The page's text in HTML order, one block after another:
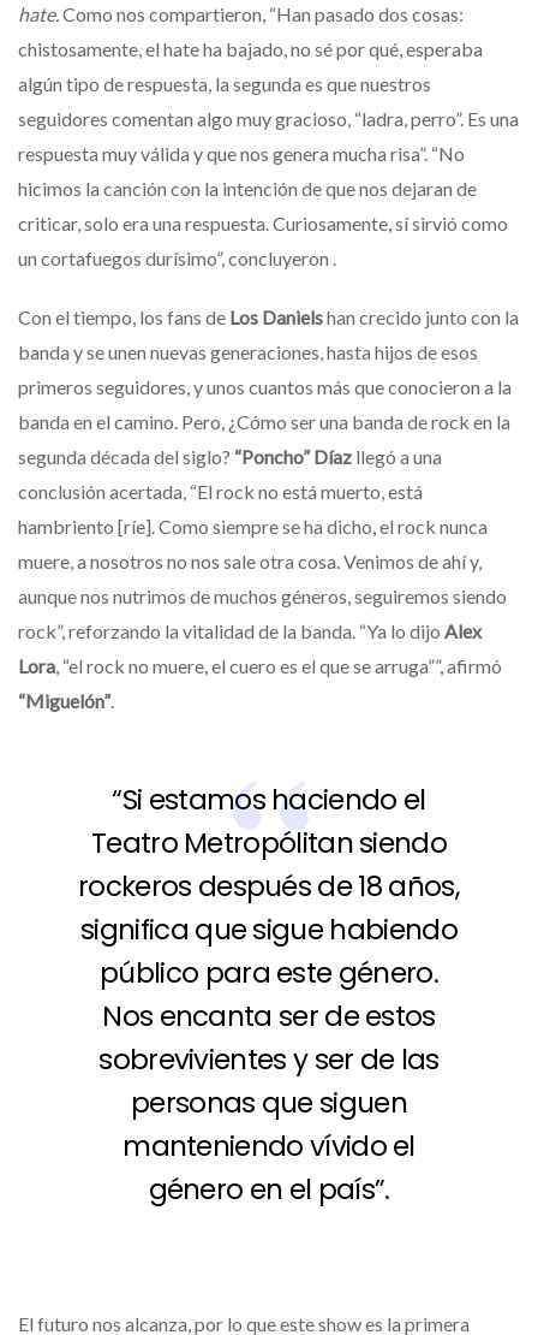
hate.Como nos compartieron, “Han pasado dos cosas:
chistosamente, el hate ha bajado, no sé por qué, esperaba
algún tipo de respuesta, la segunda es que nuestros
seguidores comentan algo muy gracioso, “ladra, perro”. Es una
respuesta muy válida y que nos genera mucha risa”. “No
hicimos la canción con la intención de que nos dejaran de
criticar, solo era una respuesta. Curiosamente, sí sirvió como
un cortafuegos durísimo”, concluyeron .
Con el tiempo, los fans de Los Danielshan crecido junto con la
banda y se unen nuevas generaciones, hasta hijos de esos
primeros seguidores, y unos cuantos más que conocieron a la
banda en el camino. Pero, ¿Cómo ser una banda de rock en la
segunda década del siglo? “Poncho” Díaz llegó a una
conclusión acertada, “El rock no está muerto, está
hambriento [ríe]. Como siempre se ha dicho, el rock nunca
muere, a nosotros no nos sale otra cosa. Venimos de ahí y,
aunque nos nutrimos de muchos géneros, seguiremos siendo
rock”, reforzando la vitalidad de la banda. “Ya lo dijo Alex
Lora, “el rock no muere, el cuero es el que se arruga””, afirmó
“Miguelón”.
“Si estamos haciendo el
Teatro Metropólitan siendo
rockeros después de 18 años,
significa que sigue habiendo
público para este género.
Nos encanta ser de estos
sobrevivientes y ser de las
personas que siguen
manteniendo vívido el
género en el país”.
El futuro nos alcanza, por lo que este show es la primera